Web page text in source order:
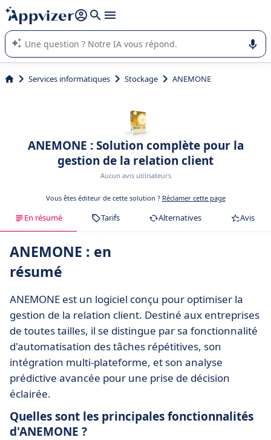
répondre (plusieurs lignes avec
L'IA de Appvizer vous guide dans l'utilisation ou la sélection de
logiciel SaaS en entreprise.
Services informatiques Stockage ANEMONE
ANEMONE : Solution complète pour la
gestion de la relation client
Aucun avis utilisateurs
Vous êtes éditeur de cette solution ? Réclamer cette page
En résumé Tarifs Alternatives Avis
ANEMONE : en
résumé
ANEMONE est un logiciel conçu pour optimiser la
gestion de la relation client. Destiné aux entreprises
de toutes tailles, il se distingue par sa fonctionnalité
d'automatisation des tâches répétitives, son
intégration multi-plateforme, et son analyse
prédictive avancée pour une prise de décision
éclairée.
Quelles sont les principales fonctionnalités
d'ANEMONE ?